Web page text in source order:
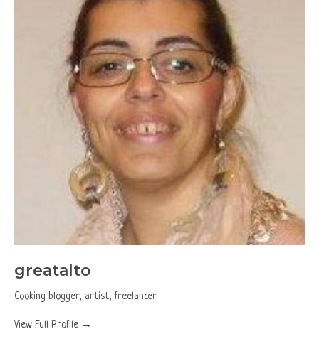
greatalto
Cooking blogger, artist, freelancer.
View Full Profile →